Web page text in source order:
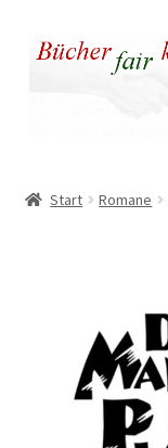
Zur
Navigation
Zum
Inhalt
Warum fair kaufen
Start Romane